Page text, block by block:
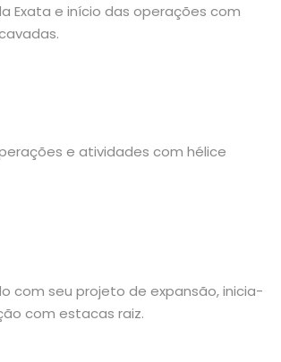
Exata e início das operações com
e atividades com hélice
com seu projeto de expansão, inicia-
com estacas raiz.